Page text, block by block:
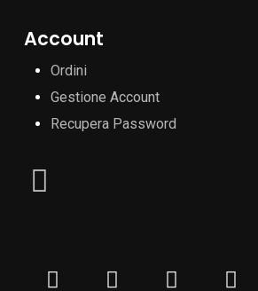
Account
Ordini
Gestione Account
Recupera Password